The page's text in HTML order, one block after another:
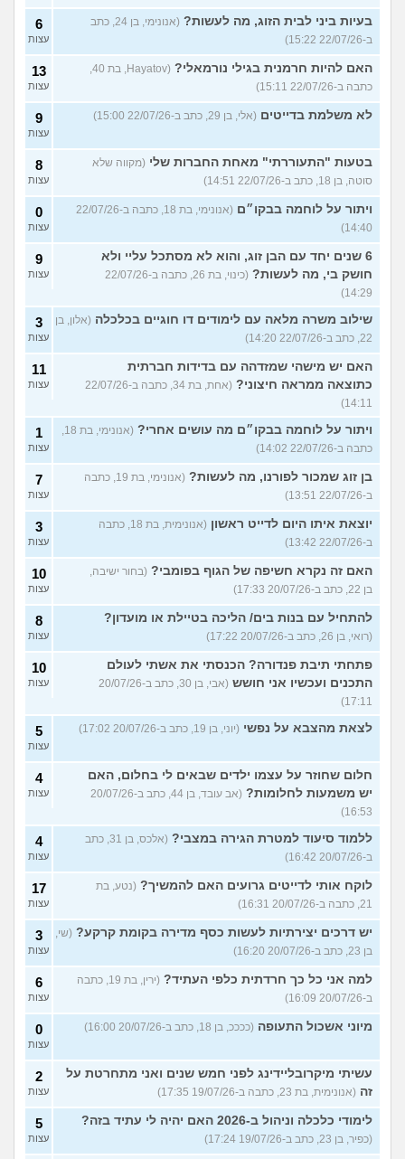
בעיות ביני לבית הזוג, מה לעשות?
(אנונימי, בן 24, כתב
ב-22/07/26 15:22)
6
עצות
האם להיות חרמנית בגילי נורמאלי?
כתבה ב-22/07/26 15:11)
13
עצות
לא משלמת בדייטים (אלי, בן 29, כתב ב-22/07/26 15:00) 9
עצות
בטעות "התעוררתי" מאחת החברות שלי (מקווה שלא
סוטה, בן 18, כתב ב-22/07/26 14:51)
8
עצות
ויתור על לוחמה בבקו״ם
(אנונימי, בת 18, כתבה ב-22/07/26
14:40)
0
עצות
6 שנים יחד עם הבן זוג, והוא לא מסתכל עליי ולא
חושק בי, מה לעשות?
(כינוי, בת 26, כתבה ב-22/07/26
14:29)
9
עצות
שילוב משרה מלאה עם לימודים דו חוגיים בכלכלה (אלון, בן
22, כתב ב-22/07/26 14:20)
3
עצות
האם יש מישהי שמזדהה עם בדידות חברתית
כתוצאה ממראה חיצוני?
(אחת, בת 34, כתבה ב-22/07/26
14:11)
11
עצות
ויתור על לוחמה בבקו״ם מה עושים אחרי?
כתבה ב-22/07/26 14:02)
1
עצות
בן זוג שמכור לפורנו, מה לעשות?
(אנונימי, בת 19, כתבה
ב-22/07/26 13:51)
7
עצות
יוצאת איתו היום לדייט ראשון
(אנונימית, בת 18, כתבה
ב-22/07/26 13:42)
3
עצות
האם זה נקרא חשיפה של הגוף בפומבי? (בחור ישיבה,
בן 22, כתב ב-20/07/26 17:33)
10
עצות
להתחיל עם בנות בים/ הליכה בטיילת או מועדון?
(רואי, בן 26, כתב ב-20/07/26 17:22)
8
עצות
פתחתי תיבת פנדורה? הכנסתי את אשתי לעולם
התכנים ועכשיו אני חושש
(אבי, בן 30, כתב ב-20/07/26
17:11)
10
עצות
לצאת מהצבא על נפשי (יוני, בן 19, כתב ב-20/07/26 17:02) 5
עצות
חלום שחוזר על עצמו ילדים שבאים לי בחלום, האם
יש משמעות לחלומות?
(אב עובד, בן 44, כתב ב-20/07/26
16:53)
4
עצות
ללמוד סיעוד למטרת הגירה במצבי?
(אלכס, בן 31, כתב
ב-20/07/26 16:42)
4
עצות
לוקח אותי לדייטים גרועים האם להמשיך? (נטע, בת
21, כתבה ב-20/07/26 16:31)
17
עצות
יש דרכים יצירתיות לעשות כסף מדירה בקומת קרקע? (שי,
בן 23, כתב ב-20/07/26 16:20)
3
עצות
למה אני כל כך חרדתית כלפי העתיד?
(ירין, בת 19, כתבה
ב-20/07/26 16:09)
6
עצות
מיוני אשכול התעופה (ככככ, בן 18, כתב ב-20/07/26 16:00) 0
עצות
עשיתי מיקרובליידינג לפני חמש שנים ואני מתחרטת על
זה (אנונימית, בת 23, כתבה ב-19/07/26 17:35)
2
עצות
לימודי כלכלה וניהול ב-2026 האם יהיה לי עתיד בזה?
(כפיר, בן 23, כתב ב-19/07/26 17:24)
5
עצות